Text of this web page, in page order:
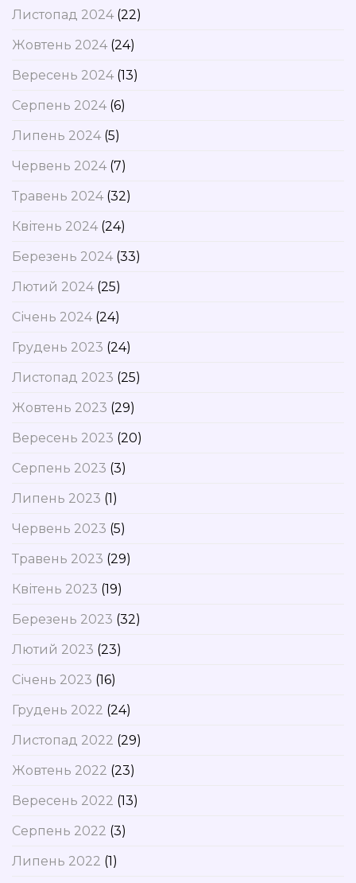
Листопад 2024(22)
Жовтень 2024(24)
Вересень 2024(13)
Серпень 2024(6)
Липень 2024(5)
Червень 2024(7)
Травень 2024(32)
Квітень 2024(24)
Березень 2024(33)
Лютий 2024(25)
Січень 2024(24)
Грудень 2023 (24)
Листопад 2023 (25)
Жовтень 2023 (29)
Вересень 2023 (20)
Серпень 2023 (3)
Липень 2023 (1)
Червень 2023 (5)
Травень 2023 (29)
Квітень 2023 (19)
Березень 2023 (32)
Лютий 2023 (23)
Січень 2023 (16)
Грудень 2022 (24)
Листопад 2022 (29)
Жовтень 2022 (23)
Вересень 2022 (13)
Серпень 2022 (3)
Липень 2022 (1)